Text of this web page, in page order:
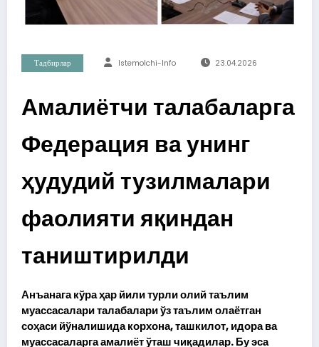
Тадбирлар Istemolchi-Info 23.04.2026
Амалиётчи талабаларга
Федерация ва унинг
ҳудудий тузилмалари
фаолияти яқиндан
таништирилди
Анъанага кўра ҳар йили турли олий таълим
муассасалари талабалари ўз таълим олаётган
соҳаси йўналишида корхона, ташкилот, идора ва
муассасаларга амалиёт ўташ чиқадилар. Бу эса